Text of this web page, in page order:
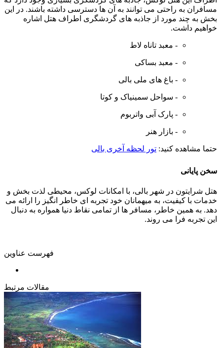
مسافران به راحتی می توانند به آن ها دسترسی داشته باشند. در این
بخش به چند مورد از جاذبه های گردشگری اطراف هتل اشاره
خواهیم داشت.
- معبد تاناه لاط
- معبد بساکی
- باغ های ملی بالی
- سواحل سمینیاک و کوتا
- پارک آبی واتربوم
- بازار هنر
حتما مشاهده کنید: تور لحظه آخری بالی
سخن پایانی
هتل شرایتون در شهر بالی، با امکانات لوکس، محیطی لذت بخش و
خدمات با کیفیت، به میهمانان خود تجربه ای خاطر انگیز را ارائه می
دهد. به همین خاطر، مسافر ها از تمامی نقاط دنیا همواره به دنبال
این تجربه فرا می روند.
فهرست عناوین
مقالات مرتبط